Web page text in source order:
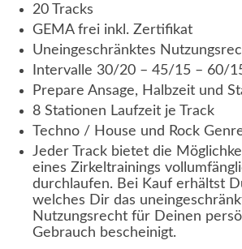
20 Tracks
GEMA frei inkl. Zertifikat
Uneingeschränktes
Intervalle 30/20 – 45/15 – 60/
Prepare Ansage, Halbzeit und
8 Stationen Laufzeit je Track
Techno / House und Rock
Jeder Track bietet die
eines Zirkeltrainings
durchlaufen. Bei Kauf erhältst
welches Dir das
Nutzungsrecht für Deinen
Gebrauch bescheinigt.